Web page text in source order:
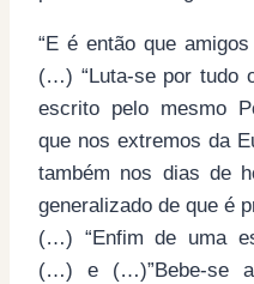
“E é então que
(…) “Luta-se por tudo
escrito pelo mesmo
que nos extremos da
também nos dias de
generalizado de que é
(…) “Enfim de uma
(…) e (…)”Bebe-se